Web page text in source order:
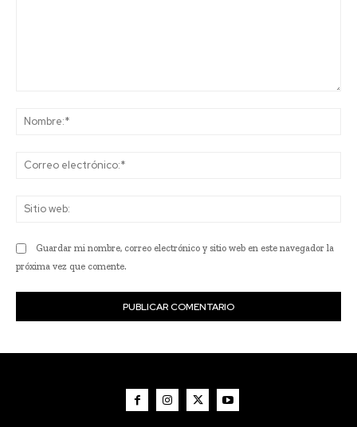
Guardar mi nombre, correo electrónico y sitio web en este navegador la
próxima vez que comente.